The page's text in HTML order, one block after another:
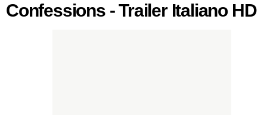
Confessions - Trailer Italiano HD